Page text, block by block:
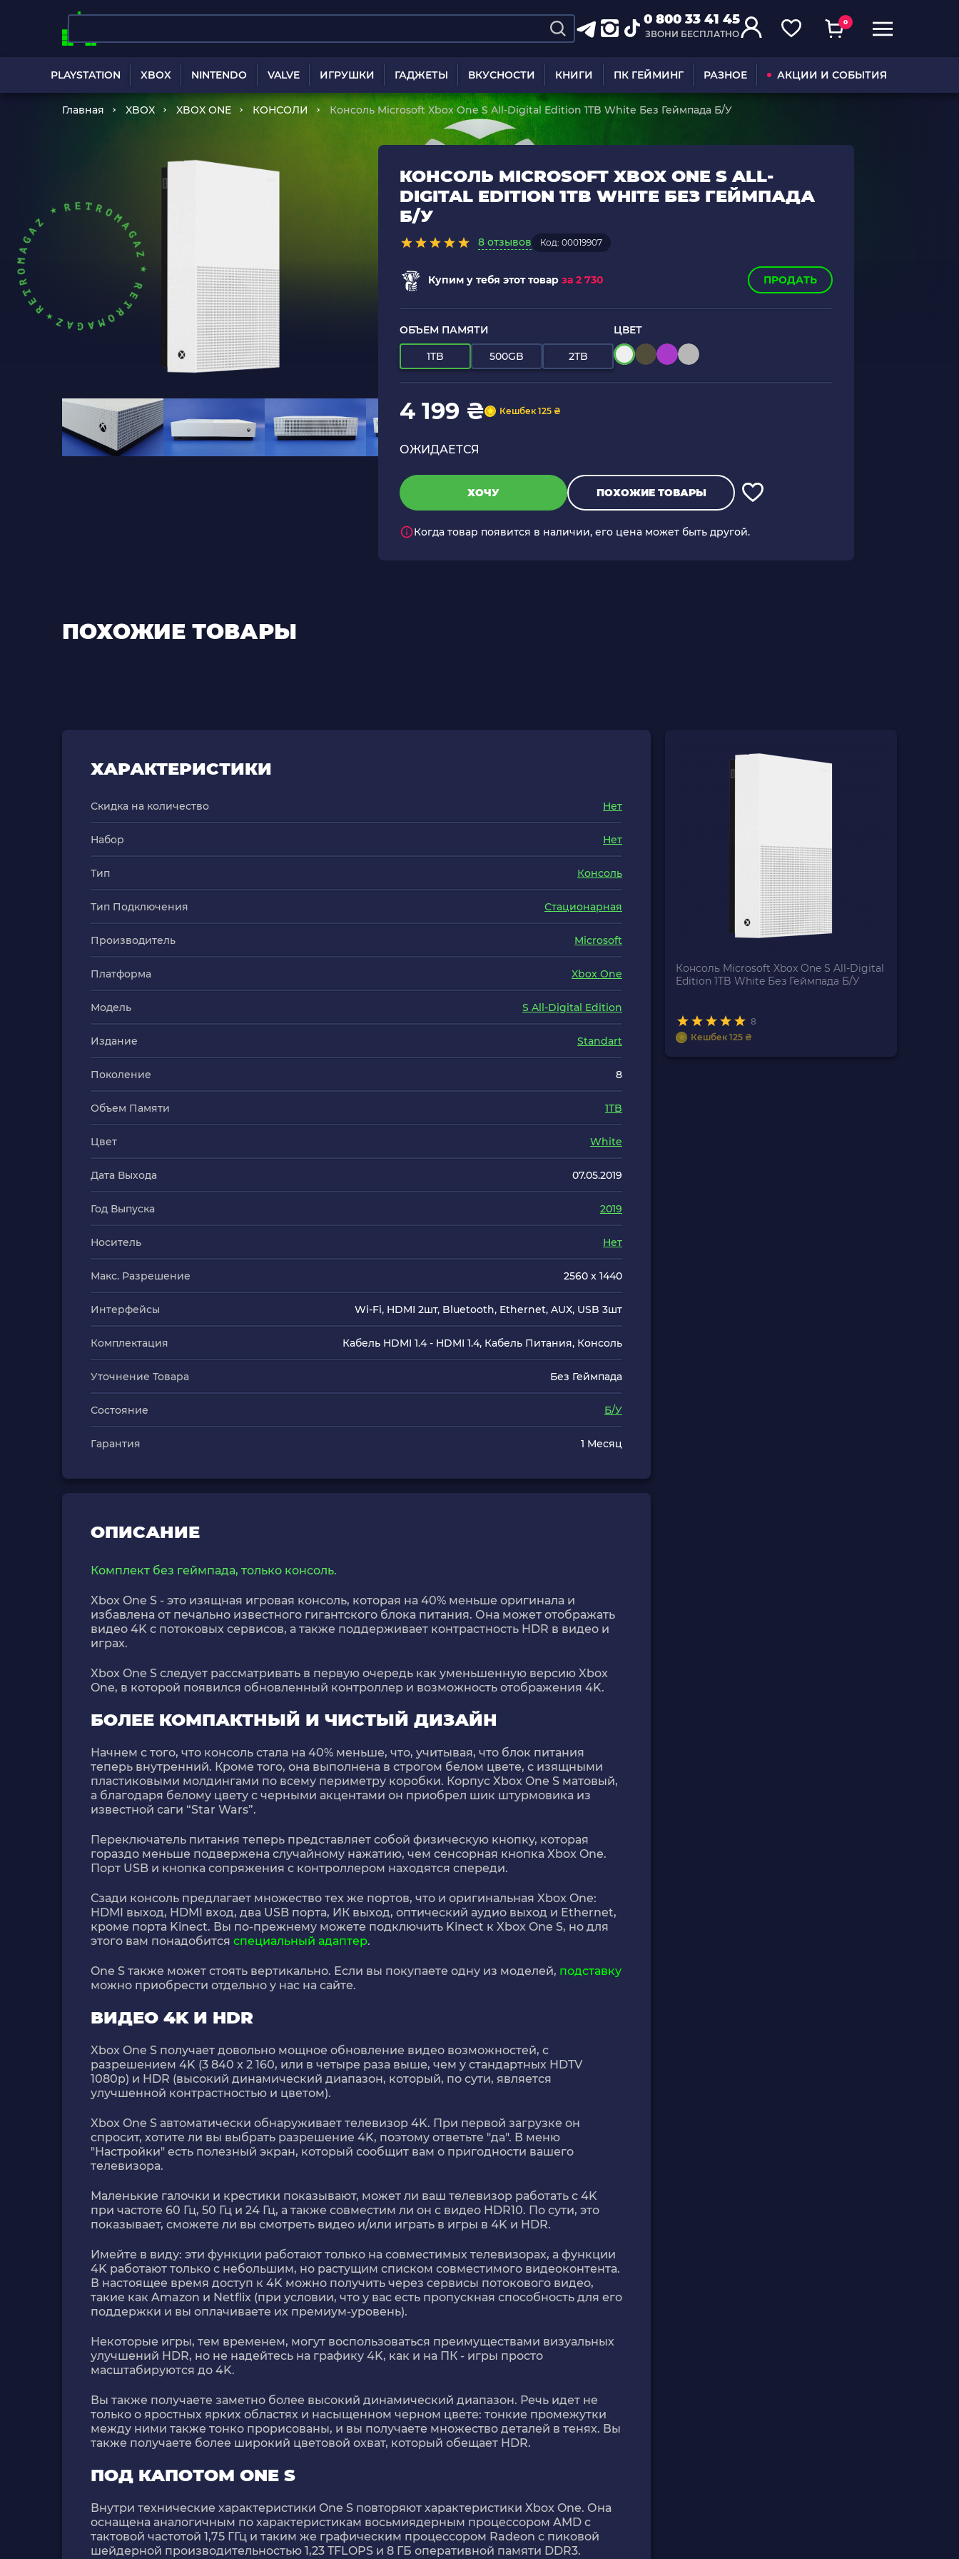
0 800 33 41 45
ЗВОНИ БЕСПЛАТНО
0
PLAYSTATION XBOX NINTENDO VALVE ИГРУШКИ ГАДЖЕТЫ ВКУСНОСТИ КНИГИ ПК ГЕЙМИНГ РАЗНОЕ АКЦИИ И СОБЫТИЯ
Главная XBOX XBOX ONE КОНСОЛИ Консоль Microsoft Xbox One S All-Digital Edition 1TB White Без Геймпада Б/У
КОНСОЛЬ MICROSOFT XBOX ONE S ALL-
DIGITAL EDITION 1TB WHITE БЕЗ ГЕЙМПАДА
Б/У
8 отзывов Код: 00019907
Купим у тебя этот товар за 2 730 ПРОДАТЬ
ОБЪЕМ ПАМЯТИ
1TB 500GB 2TB
ЦВЕТ
4 199 ₴ Кешбек 125 ₴
ОЖИДАЕТСЯ
ХОЧУ ПОХОЖИЕ ТОВАРЫ
Когда товар появится в наличии, его цена может быть другой.
ПОХОЖИЕ ТОВАРЫ
ХАРАКТЕРИСТИКИ
Скидка на количество Нет
Набор Нет
Тип Консоль
Тип Подключения Стационарная
Производитель Microsoft
Платформа Xbox One
Модель S All-Digital Edition
Издание Standart
Поколение 8
Объем Памяти 1TB
Цвет White
Дата Выхода 07.05.2019
Год Выпуска 2019
Носитель Нет
Макс. Разрешение 2560 x 1440
Интерфейсы Wi-Fi, HDMI 2шт, Bluetooth, Ethernet, AUX, USB 3шт
Комплектация Кабель HDMI 1.4 - HDMI 1.4, Кабель Питания, Консоль
Уточнение Товара Без Геймпада
Состояние Б/У
Гарантия 1 Месяц
ОПИСАНИЕ
Комплект без геймпада, только консоль.
Xbox One S - это изящная игровая консоль, которая на 40% меньше оригинала и
избавлена от печально известного гигантского блока питания. Она может отображать
видео 4K с потоковых сервисов, а также поддерживает контрастность HDR в видео и
играх.
Xbox One S следует рассматривать в первую очередь как уменьшенную версию Xbox
One, в которой появился обновленный контроллер и возможность отображения 4K.
БОЛЕЕ КОМПАКТНЫЙ И ЧИСТЫЙ ДИЗАЙН
Начнем с того, что консоль стала на 40% меньше, что, учитывая, что блок питания
теперь внутренний. Кроме того, она выполнена в строгом белом цвете, с изящными
пластиковыми молдингами по всему периметру коробки. Корпус Xbox One S матовый,
а благодаря белому цвету с черными акцентами он приобрел шик штурмовика из
известной саги “Star Wars”.
Переключатель питания теперь представляет собой физическую кнопку, которая
гораздо меньше подвержена случайному нажатию, чем сенсорная кнопка Xbox One.
Порт USB и кнопка сопряжения с контроллером находятся спереди.
Сзади консоль предлагает множество тех же портов, что и оригинальная Xbox One:
HDMI выход, HDMI вход, два USB порта, ИК выход, оптический аудио выход и Ethernet,
кроме порта Kinect. Вы по-прежнему можете подключить Kinect к Xbox One S, но для
этого вам понадобится специальный адаптер.
One S также может стоять вертикально. Если вы покупаете одну из моделей, подставку
можно приобрести отдельно у нас на сайте.
ВИДЕО 4K И HDR
Xbox One S получает довольно мощное обновление видео возможностей, с
разрешением 4K (3 840 x 2 160, или в четыре раза выше, чем у стандартных HDTV
1080p) и HDR (высокий динамический диапазон, который, по сути, является
улучшенной контрастностью и цветом).
Xbox One S автоматически обнаруживает телевизор 4K. При первой загрузке он
спросит, хотите ли вы выбрать разрешение 4K, поэтому ответьте "да". В меню
"Настройки" есть полезный экран, который сообщит вам о пригодности вашего
телевизора.
Маленькие галочки и крестики показывают, может ли ваш телевизор работать с 4K
при частоте 60 Гц, 50 Гц и 24 Гц, а также совместим ли он с видео HDR10. По сути, это
показывает, сможете ли вы смотреть видео и/или играть в игры в 4K и HDR.
Имейте в виду: эти функции работают только на совместимых телевизорах, а функции
4K работают только с небольшим, но растущим списком совместимого видеоконтента.
В настоящее время доступ к 4K можно получить через сервисы потокового видео,
такие как Amazon и Netflix (при условии, что у вас есть пропускная способность для его
поддержки и вы оплачиваете их премиум-уровень).
Некоторые игры, тем временем, могут воспользоваться преимуществами визуальных
улучшений HDR, но не надейтесь на графику 4K, как и на ПК - игры просто
масштабируются до 4K.
Вы также получаете заметно более высокий динамический диапазон. Речь идет не
только о яростных ярких областях и насыщенном черном цвете: тонкие промежутки
между ними также тонко прорисованы, и вы получаете множество деталей в тенях. Вы
также получаете более широкий цветовой охват, который обещает HDR.
ПОД КАПОТОМ ONE S
Внутри технические характеристики One S повторяют характеристики Xbox One. Она
оснащена аналогичным по характеристикам восьмиядерным процессором AMD с
тактовой частотой 1,75 ГГц и таким же графическим процессором Radeon с пиковой
шейдерной производительностью 1,23 TFLOPS и 8 ГБ оперативной памяти DDR3.
Консоль Microsoft Xbox One S All-Digital
Edition 1TB White Без Геймпада Б/У
8
Кешбек 125 ₴